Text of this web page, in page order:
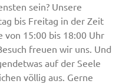
sein? Unsere
bis Freitag in der Zeit
von 15:00 bis 18:00 Uhr
freuen wir uns. Und
auf der Seele
völlig aus. Gerne